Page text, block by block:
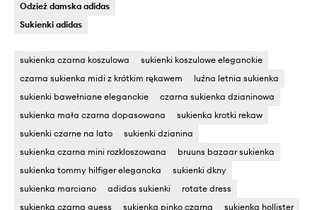
Odzież damska adidas
Sukienki adidas
sukienka czarna koszulowa
sukienki koszulowe eleganckie
czarna sukienka midi z krótkim rękawem
luźna letnia sukienka
sukienki bawełniane eleganckie
czarna sukienka dzianinowa
sukienka mała czarna dopasowana
sukienka krotki rekaw
sukienki czarne na lato
sukienki dzianina
sukienka czarna mini rozkloszowana
bruuns bazaar sukienka
sukienka tommy hilfiger elegancka
sukienki dkny
sukienka marciano
adidas sukienki
rotate dress
sukienka czarna guess
sukienka pinko czarna sukienka hollister